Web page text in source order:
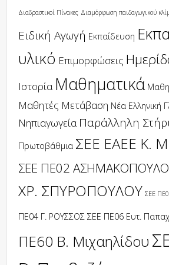
Διαδραστικοί Πίνακες Διαμόρφωση παιδαγωγικού
Ειδική Αγωγή Εκπαίδευση
υλικό Επιμορφώσεις
Ιστορία Μαθηματικά
Μαθητές Μετάβαση Νέα Ελληνική
Νηπιαγωγεία Παράλληλη
Πρωτοβάθμια ΣΕΕ ΕΑΕΕ Κ.
ΣΕΕ ΠΕ02
ΧΡ. ΣΠΥΡΟΠΟΥΛΟΥ ΣΕΕ
ΠΕ04 Γ. ΡΟΥΣΣΟΣ ΣΕΕ ΠΕ06 Ευτ.
ΠΕ60 Β. Μιχαηλίδου